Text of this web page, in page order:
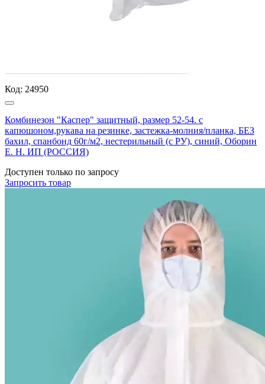
Код: 24950
Комбинезон "Каспер" защитный, размер 52-54. с
капюшоном,рукава на резинке, застежка-молния/планка, БЕЗ
бахил, спанбонд 60г/м2, нестерильный (с РУ), синий, Оборин
Е. Н. ИП (РОССИЯ)
Доступен только по запросу
Запросить товар